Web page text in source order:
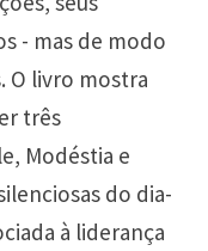
- mas de modo
O livro mostra
três
Modéstia e
do dia-
à liderança